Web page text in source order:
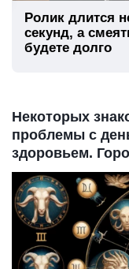
Ролик длится
секунд, а
будете долго
Некоторых
проблемы с
здоровьем.